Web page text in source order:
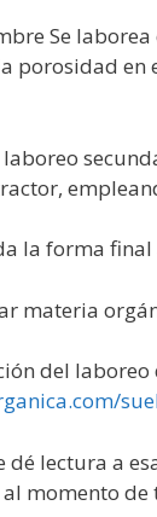
Se
porosidad
laboreo
la forma
materia
del
dé lectura a
momento